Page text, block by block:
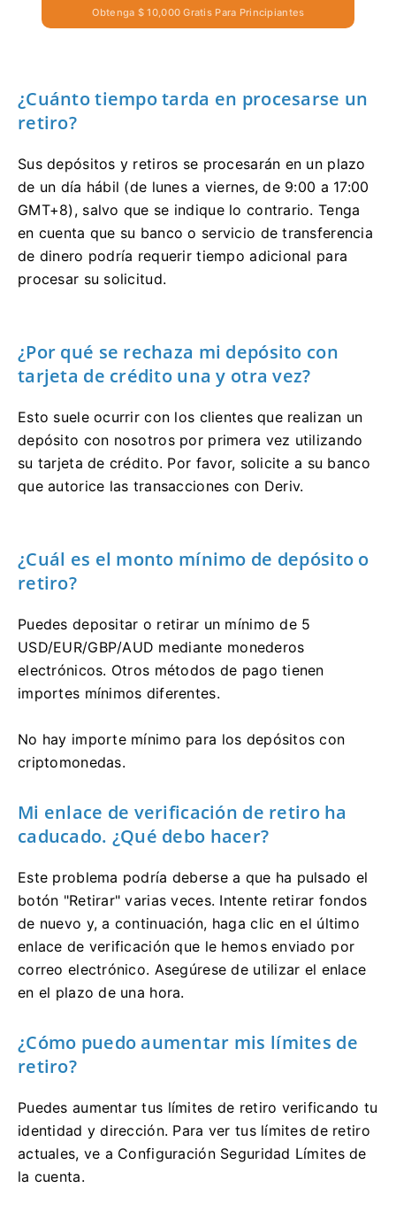
Obtenga $ 10,000 Gratis Para Principiantes
¿Cuánto tiempo tarda en procesarse un
retiro?
Sus depósitos y retiros se procesarán en un plazo
de un día hábil (de lunes a viernes, de 9:00 a 17:00
GMT+8), salvo que se indique lo contrario. Tenga
en cuenta que su banco o servicio de transferencia
de dinero podría requerir tiempo adicional para
procesar su solicitud.
¿Por qué se rechaza mi depósito con
tarjeta de crédito una y otra vez?
Esto suele ocurrir con los clientes que realizan un
depósito con nosotros por primera vez utilizando
su tarjeta de crédito. Por favor, solicite a su banco
que autorice las transacciones con Deriv.
¿Cuál es el monto mínimo de depósito o
retiro?
Puedes depositar o retirar un mínimo de 5
USD/EUR/GBP/AUD mediante monederos
electrónicos. Otros métodos de pago tienen
importes mínimos diferentes.
No hay importe mínimo para los depósitos con
criptomonedas.
Mi enlace de verificación de retiro ha
caducado. ¿Qué debo hacer?
Este problema podría deberse a que ha pulsado el
botón "Retirar" varias veces. Intente retirar fondos
de nuevo y, a continuación, haga clic en el último
enlace de verificación que le hemos enviado por
correo electrónico. Asegúrese de utilizar el enlace
en el plazo de una hora.
¿Cómo puedo aumentar mis límites de
retiro?
Puedes aumentar tus límites de retiro verificando tu
identidad y dirección. Para ver tus límites de retiro
actuales, ve a Configuración Seguridad Límites de
la cuenta.